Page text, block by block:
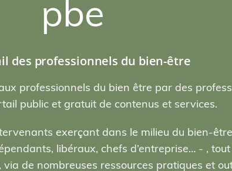
pbe
des professionnels du bien-être
professionnels du bien être par des
public et gratuit de contenus et services.
exerçant dans le milieu du bien-
libéraux, chefs d’entreprise… - ,
de nombreuses ressources pratiques et